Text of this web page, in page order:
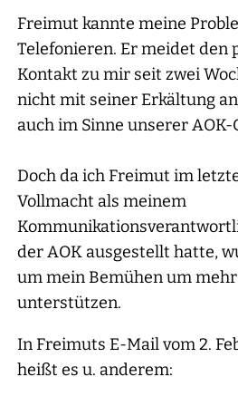
Freimut kannte meine
Telefonieren. Er meidet den
Kontakt zu mir seit zwei
nicht mit seiner Erkältung
auch im Sinne unserer
Doch da ich Freimut im
Vollmacht als meinem
der AOK ausgestellt hatte,
um mein Bemühen um
unterstützen.
In Freimuts E-Mail vom 2.
heißt es u. anderem: